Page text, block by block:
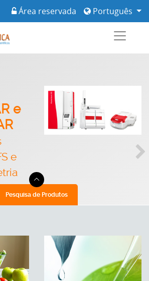
Português
Área reservada
e
e
Pesquisa de Produtos